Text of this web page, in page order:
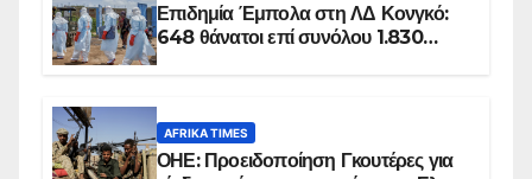
Επιδημία Έμπολα στη ΛΔ Κονγκό:
648 θάνατοι επί συνόλου 1.830
AFRIKA TIMES
ΟΗΕ: Προειδοποίηση Γκουτέρες για